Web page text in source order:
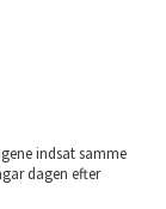
indsat samme
dagen efter